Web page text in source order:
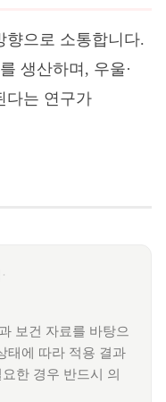
향으로 소통합니다.
생산하며, 우울·
다는 연구가
·
보건 자료를 바탕으
태에 따라 적용 결과
한 경우 반드시 의